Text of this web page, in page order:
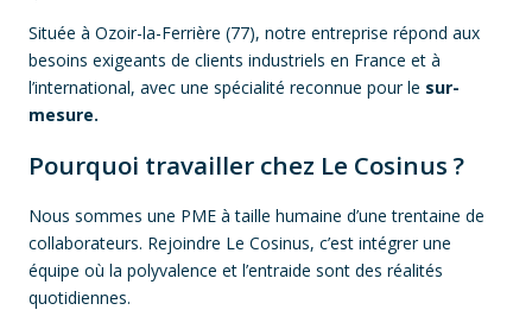
Située à Ozoir-la-Ferrière (77), notre entreprise répond aux
besoins exigeants de clients industriels en France et à
l’international, avec une spécialité reconnue pour le sur-
mesure.
Pourquoi travailler chez Le Cosinus ?
Nous sommes une PME à taille humaine d’une trentaine de
collaborateurs. Rejoindre Le Cosinus, c’est intégrer une
équipe où la polyvalence et l’entraide sont des réalités
quotidiennes.